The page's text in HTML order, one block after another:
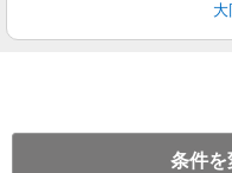
条件を